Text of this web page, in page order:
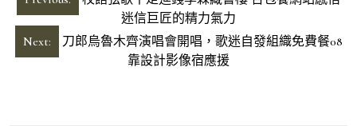
章
導
迷信巨匠的精力氣力
Next:
刀郎烏魯木齊演唱會開唱，歌迷自發組織免費餐08
靠設計影像宿應援